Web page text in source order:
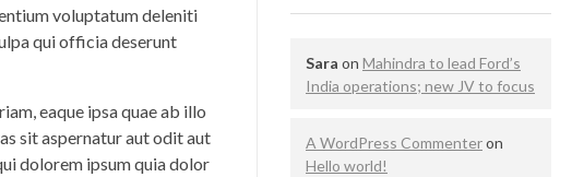
voluptatum deleniti
qui officia deserunt
eaque ipsa quae ab illo
sit aspernatur aut odit aut
dolorem ipsum quia dolor
Sara on Mahindra to lead Ford’s
India operations; new JV to focus
A WordPress Commenteron
Hello world!